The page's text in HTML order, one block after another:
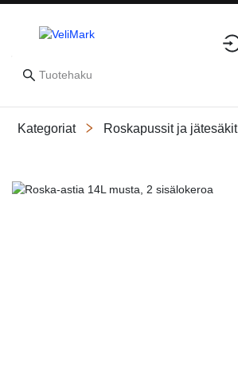
Kategoriat Roskapussit ja jätesäkit
Slide 1 of 1